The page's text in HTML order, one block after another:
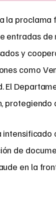
la
entradas
y
como
El
de
en la